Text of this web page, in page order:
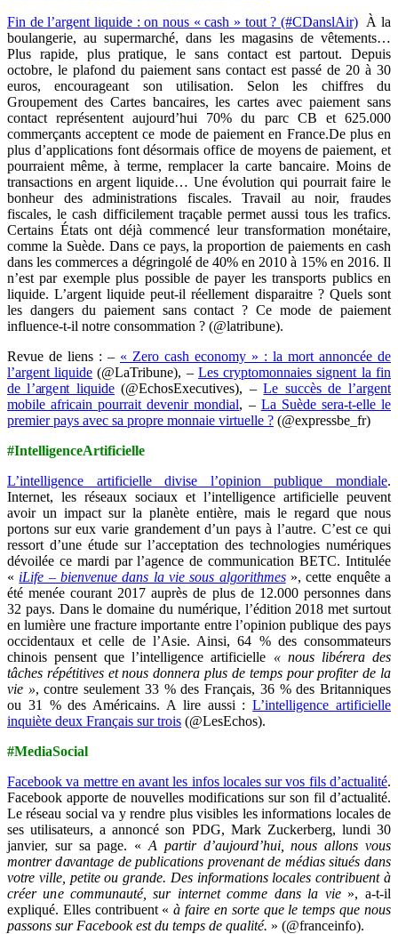
Fin de l’argent liquide : on nous « cash » tout ? (#CDanslAir) À la
boulangerie, au supermarché, dans les magasins de vêtements…
Plus rapide, plus pratique, le sans contact est partout. Depuis
octobre, le plafond du paiement sans contact est passé de 20 à 30
euros, encourageant son utilisation. Selon les chiffres du
Groupement des Cartes bancaires, les cartes avec paiement sans
contact représentent aujourd’hui 70% du parc CB et 625.000
commerçants acceptent ce mode de paiement en France.De plus en
plus d’applications font désormais office de moyens de paiement, et
pourraient même, à terme, remplacer la carte bancaire. Moins de
transactions en argent liquide… Une évolution qui pourrait faire le
bonheur des administrations fiscales. Travail au noir, fraudes
fiscales, le cash difficilement traçable permet aussi tous les trafics.
Certains États ont déjà commencé leur transformation monétaire,
comme la Suède. Dans ce pays, la proportion de paiements en cash
dans les commerces a dégringolé de 40% en 2010 à 15% en 2016. Il
n’est par exemple plus possible de payer les transports publics en
liquide. L’argent liquide peut-il réellement disparaitre ? Quels sont
les dangers du paiement sans contact ? Ce mode de paiement
influence-t-il notre consommation ? (@latribune).
Revue de liens : – « Zero cash economy » : la mort annoncée de
l’argent liquide (@LaTribune), – Les cryptomonnaies signent la fin
de l’argent liquide (@EchosExecutives), –Le succès de l’argent
mobile africain pourrait devenir mondial, – La Suède sera-t-elle le
premier pays avec sa propre monnaie virtuelle ? (@expressbe_fr)
#IntelligenceArtificielle
L’intelligence artificielle divise l’opinion publique mondiale.
Internet, les réseaux sociaux et l’intelligence artificielle peuvent
avoir un impact sur la planète entière, mais le regard que nous
portons sur eux varie grandement d’un pays à l’autre. C’est ce qui
ressort d’une étude sur l’acceptation des technologies numériques
dévoilée ce mardi par l’agence de communication BETC. Intitulée
« iLife – bienvenue dans la vie sous algorithmes», cette enquête a
été menée courant 2017 auprès de plus de 12.000 personnes dans
32 pays. Dans le domaine du numérique, l’édition 2018 met surtout
en lumière une fracture importante entre l’opinion publique des pays
occidentaux et celle de l’Asie. Ainsi, 64 % des consommateurs
chinois pensent que l’intelligence artificielle « nous libérera des
tâches répétitives et nous donnera plus de temps pour profiter de la
vie », contre seulement 33 % des Français, 36 % des Britanniques
ou 31 % des Américains. A lire aussi :L’intelligence artificielle
inquiète deux Français sur trois (@LesEchos).
#MediaSocial
Facebook va mettre en avant les infos locales sur vos fils d’actualité.
Facebook apporte de nouvelles modifications sur son fil d’actualité.
Le réseau social va y rendre plus visibles les informations locales de
ses utilisateurs, a annoncé son PDG, Mark Zuckerberg, lundi 30
janvier, sur sa page. « A partir d’aujourd’hui, nous allons vous
montrer davantage de publications provenant de médias situés dans
votre ville, petite ou grande. Des informations locales contribuent à
créer une communauté, sur internet comme dans la vie », a-t-il
expliqué. Elles contribuent « à faire en sorte que le temps que nous
passons sur Facebook est du temps de qualité. » (@franceinfo).